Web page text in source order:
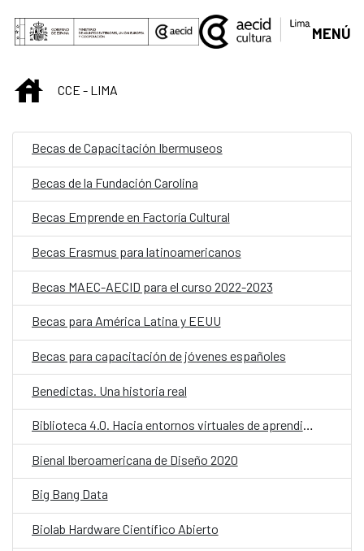
Saut au contenu principal
MENÚ
INICIOCCE - LIMA
Becas de Capacitación Ibermuseos
Becas de la Fundación Carolina
Becas Emprende en Factoría Cultural
Becas Erasmus para latinoamericanos
Becas MAEC-AECID para el curso 2022-2023
Becas para América Latina y EEUU
Becas para capacitación de jóvenes españoles
Benedictas. Una historia real
Biblioteca 4.0. Hacia entornos virtuales de aprendizaje
Bienal Iberoamericana de Diseño 2020
Big Bang Data
Biolab Hardware Científico Abierto